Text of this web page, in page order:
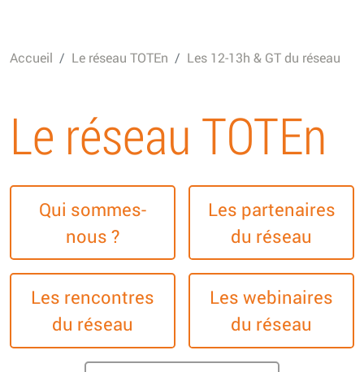
Accueil Le réseau TOTEn Les 12-13h & GT du réseau
Le réseau TOTEn
Qui sommes-
nous ?
Les partenaires
du réseau
Les rencontres
du réseau
Les webinaires
du réseau